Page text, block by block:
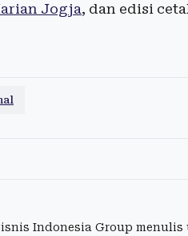
Jogja, dan edisi
Indonesia Group